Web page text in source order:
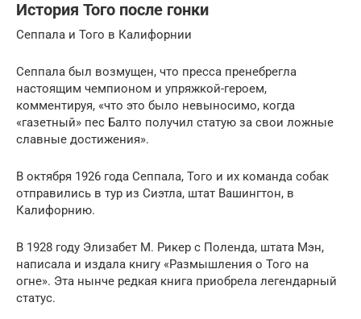
История Того после гонки
Сеппала и Того в Калифорнии
Сеппала был возмущен, что пресса пренебрегла
настоящим чемпионом и упряжкой-героем,
комментируя, «что это было невыносимо, когда
«газетный» пес Балто получил статую за свои ложные
славные достижения».
В октября 1926 года Сеппала, Того и их команда собак
отправились в тур из Сиэтла, штат Вашингтон, в
Калифорнию.
В 1928 году Элизабет М. Рикер с Поленда, штата Мэн,
написала и издала книгу «Размышления о Того на
огне». Эта нынче редкая книга приобрела легендарный
статус.